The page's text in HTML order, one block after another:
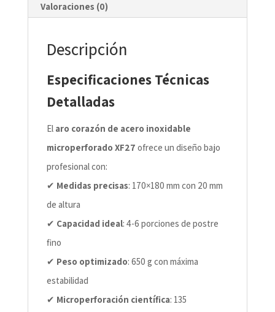
Valoraciones (0)
Descripción
Especificaciones Técnicas
Detalladas
El aro corazón de acero inoxidable
microperforado XF27 ofrece un diseño bajo
profesional con:
✔ Medidas precisas: 170×180 mm con 20 mm
de altura
✔ Capacidad ideal: 4-6 porciones de postre
fino
✔ Peso optimizado: 650 g con máxima
estabilidad
✔ Microperforación científica: 135